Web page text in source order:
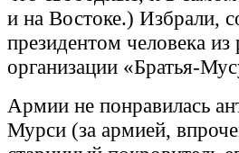
и на Востоке.) Избрали,
президентом человека
организации «Братья-
Армии не понравилась
Мурси (за армией,